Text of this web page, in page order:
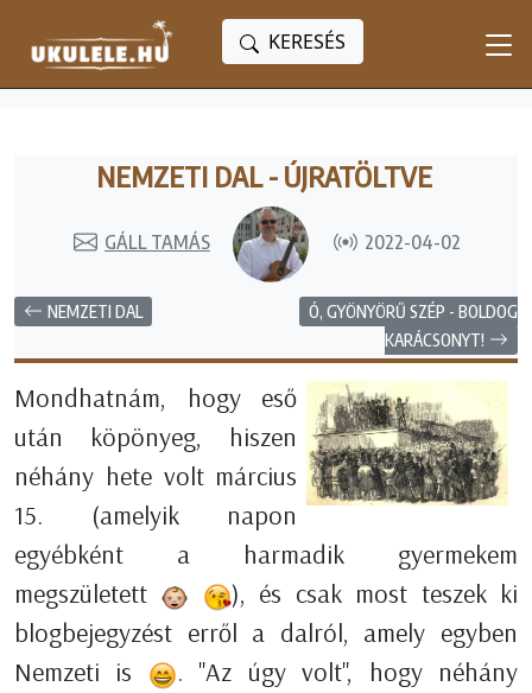
KERESÉS
NEMZETI DAL - ÚJRATÖLTVE
GÁLL TAMÁS 2022-04-02
NEMZETI DAL
Ó, GYÖNYÖRŰ SZÉP - BOLDOG
KARÁCSONYT!
Mondhatnám, hogy eső
után köpönyeg, hiszen
néhány hete volt március
15. (amelyik napon
egyébként a harmadik gyermekem
megszületett
), és csak most teszek ki
blogbejegyzést erről a dalról, amely egyben
Nemzeti is
. "Az úgy volt", hogy néhány